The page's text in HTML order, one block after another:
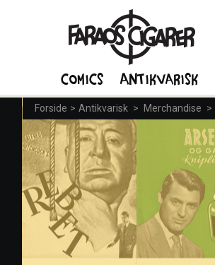
Forside > Antikvarisk > Merchandise >
Comics Antikvarisk